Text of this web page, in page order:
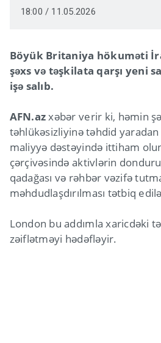
18:00 / 11.05.2026
Böyük Britaniya hökuməti
şəxs və təşkilata qarşı yeni
işə salıb.
AFN.azxəbər verir ki, həmin
təhlükəsizliyinə təhdid
maliyyə dəstəyində ittiham
çərçivəsində aktivlərin
qadağası və rəhbər vəzifə
məhdudlaşdırılması tətbiq
London bu addımla xaricdəki
zəiflətməyi hədəfləyir.